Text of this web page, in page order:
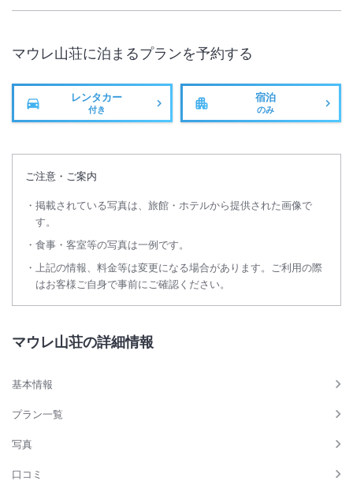
マウレ山荘に泊まるプランを予約する
レンタカー
付き
宿泊
のみ
ご注意・ご案内
掲載されている写真は、旅館・ホテルから提供された画像で
す。
食事・客室等の写真は一例です。
上記の情報、料金等は変更になる場合があります。ご利用の際
はお客様ご自身で事前にご確認ください。
マウレ山荘の詳細情報
基本情報
プラン一覧
写真
口コミ